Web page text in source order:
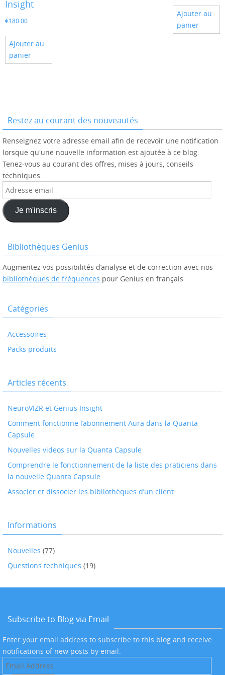
Insight
€180.00
Ajouter au
panier
Ajouter au
panier
Restez au courant des nouveautés
Renseignez votre adresse email afin de recevoir une notification
lorsque qu'une nouvelle information est ajoutée à ce blog.
Tenez-vous au courant des offres, mises à jours, conseils
techniques.
Adresse
email
Je m'inscris
Bibliothèques Genius
Augmentez vos possibilités d’analyse et de correction avec nos
bibliothèques de fréquences pour Genius en français
Catégories
Accessoires
Packs produits
Articles récents
NeuroVIZR et Genius Insight
Comment fonctionne l’abonnement Aura dans la Quanta
Capsule
Nouvelles videos sur la Quanta Capsule
Comprendre le fonctionnement de la liste des praticiens dans
la nouvelle Quanta Capsule
Associer et dissocier les bibliothèques d’un client
Informations
Nouvelles (77)
Questions techniques (19)
Subscribe to Blog via Email
Enter your email address to subscribe to this blog and receive
notifications of new posts by email.
Email